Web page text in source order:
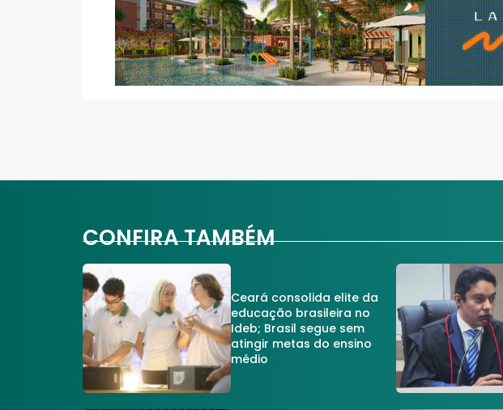
CONFIRA TAMBÉM
Ceará consolida elite da
educação brasileira no
Ideb; Brasil segue sem
atingir metas do ensino
médio